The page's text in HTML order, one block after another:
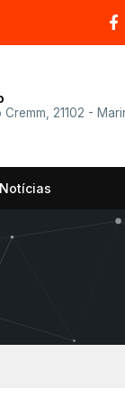
Cremm, 21102 -
Notícias